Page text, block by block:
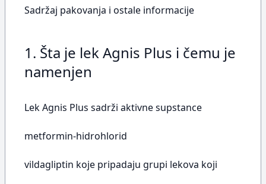
Sadržaj pakovanja i ostale informacije
1. Šta je lek Agnis Plus i čemu je
namenjen
Lek Agnis Plus sadrži aktivne supstance
metformin-hidrohlorid
vildagliptin koje pripadaju grupi lekova koji